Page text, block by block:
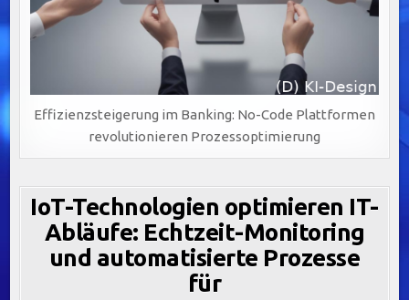
Effizienzsteigerung im Banking: No-Code Plattformen
revolutionieren Prozessoptimierung
IoT-Technologien optimieren IT-
Abläufe: Echtzeit-Monitoring
und automatisierte Prozesse
für